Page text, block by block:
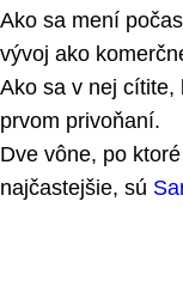
Ako sa mení
vývoj ako
Ako sa v nej cítite,
prvom privoňaní.
Dve vône, po
najčastejšie, sú